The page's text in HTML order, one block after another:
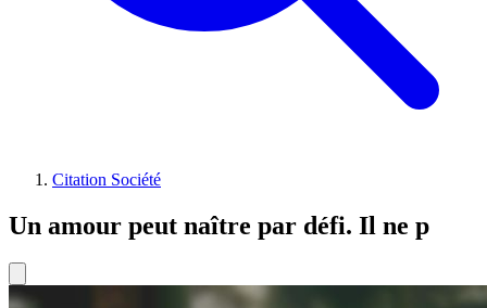
Citation Société
Un amour peut naître par défi. Il ne p